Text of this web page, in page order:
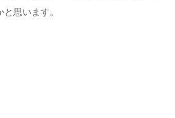
思います。